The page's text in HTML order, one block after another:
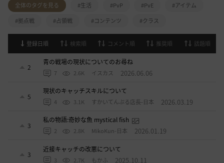
全体のタグを見る #生活 #PvP #PvE
#アイテム
#拠点戦
#占領戦 #コンテンツ #クラス
登録日順 検索順 コメント順 推奨順 話題順
2
青の戦場の現状についてのお尋ね
7 2.6K イスカス 2026.06.06
5
現状のキャッチスキルについて
4 3.1K すかいてんぷる店長-日本 2026.03.19
3
私の物語:奇妙な魚 mystical fish
2 2.8K MikoKun-日本 2026.01.19
3
近接キャッチの改悪について
3 2.7K もかふ 2025.10.11